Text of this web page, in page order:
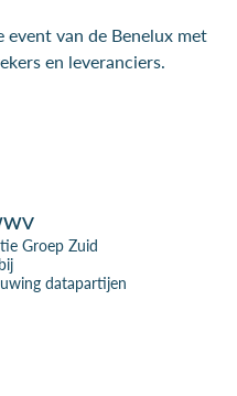
van de Benelux met
en leveranciers.
Groep Zuid
datapartijen